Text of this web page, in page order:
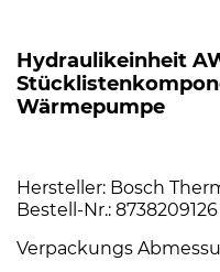
Hydraulikeinheit
Wärmepumpe
Hersteller: Bosch
Bestell-Nr.: 8738209126
Verpackungs